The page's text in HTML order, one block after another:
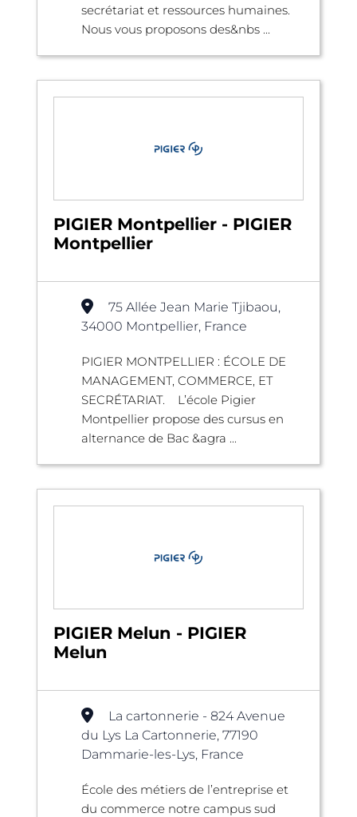
secrétariat et ressources humaines.
Nous vous proposons des&nbs ...
PIGIER Montpellier - PIGIER
Montpellier
75 Allée Jean Marie Tjibaou,
34000 Montpellier, France
PIGIER MONTPELLIER : ÉCOLE DE
MANAGEMENT, COMMERCE, ET
SECRÉTARIAT. L’école Pigier
Montpellier propose des cursus en
alternance de Bac &agra ...
PIGIER Melun - PIGIER
Melun
La cartonnerie - 824 Avenue
du Lys La Cartonnerie, 77190
Dammarie-les-Lys, France
École des métiers de l’entreprise et
du commerce notre campus sud